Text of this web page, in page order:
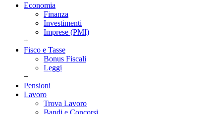
Economia
Finanza
Investimenti
Imprese (PMI)
+
Fisco e Tasse
Bonus Fiscali
Leggi
+
Pensioni
Lavoro
Trova Lavoro
Bandi e Concorsi